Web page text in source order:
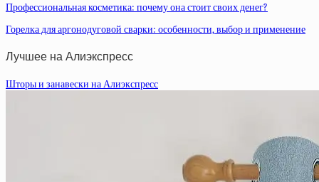
Профессиональная косметика: почему она стоит своих денег?
Горелка для аргонодуговой сварки: особенности, выбор и применение
Лучшее на Алиэкспресс
Шторы и занавески на Алиэкспресс